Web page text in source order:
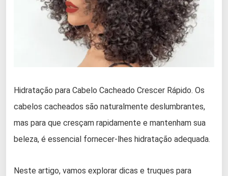
Hidratação para Cabelo Cacheado Crescer Rápido. Os
cabelos cacheados são naturalmente deslumbrantes,
mas para que cresçam rapidamente e mantenham sua
beleza, é essencial fornecer-lhes hidratação adequada.
Neste artigo, vamos explorar dicas e truques para